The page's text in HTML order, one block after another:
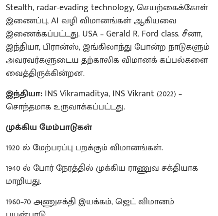
Stealth, radar-evading technology, செயற்கைக்கோள்
இணைப்பு, AI வழி விமானங்கள் ஆகியவை
இணைக்கப்பட்டது. USA – Gerald R. Ford class. சீனா,
இந்தியா, பிரான்ஸ், இங்கிலாந்து போன்ற நாடுகளும்
அவரவர்களுடைய தற்காலிக விமானக் கப்பல்களை
வைத்திருக்கின்றன.
இந்தியா: INS Vikramaditya, INS Vikrant (2022) –
சொந்தமாக உருவாக்கப்பட்டது.
முக்கிய மேம்பாடுகள்
1920 ல் மேற்பரப்பு பறக்கும் விமானங்கள்.
1940 ல் போர் நேரத்தில் முக்கிய ராணுவ சக்தியாக
மாறியது.
1960–70 அணுசக்தி இயக்கம், ஜெட் விமானம்